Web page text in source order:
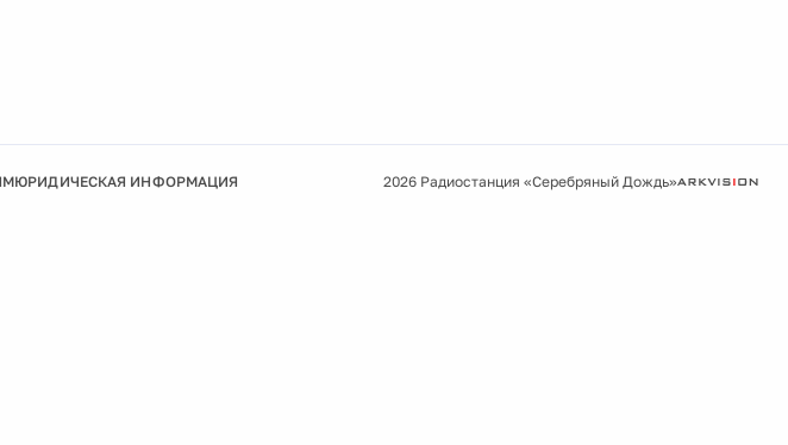
ЮРИДИЧЕСКАЯ ИНФОРМАЦИЯ 2026 Радиостанция «Серебряный Дождь»